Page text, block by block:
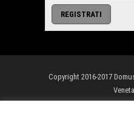
Copyright 2016-2017